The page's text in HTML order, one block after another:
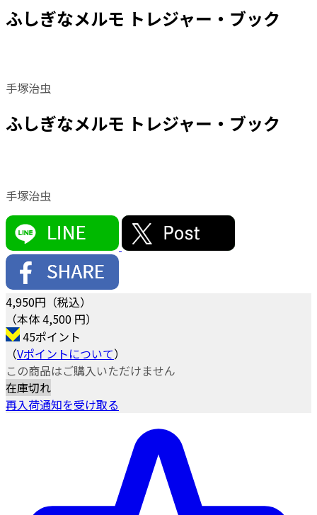
ふしぎなメルモ トレジャー・ブック
手塚治虫
ふしぎなメルモ トレジャー・ブック
手塚治虫
4,950円（税込）
（本体 4,500 円）
45ポイント
（Vポイントについて）
この商品はご購入いただけません
在庫切れ
再入荷通知を受け取る